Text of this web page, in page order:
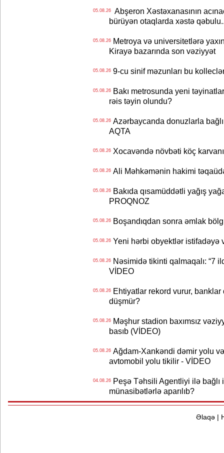
05.08.26Abşeron Xəstəxanasının
bürüyən otaqlarda xəstə
05.08.26Metroya və universitetlərə
Kirayə bazarında son vəziyyət
05.08.269-cu sinif məzunları bu
05.08.26Bakı metrosunda yeni
rəis təyin olundu?
05.08.26Azərbaycanda donuzlarla
AQTA
05.08.26Xocavəndə növbəti köç
05.08.26Ali Məhkəmənin hakimi
05.08.26Bakıda qısamüddətli yağış
PROQNOZ
05.08.26Boşandıqdan sonra əmlak
05.08.26Yeni hərbi obyektlər istifadəyə
05.08.26Nəsimidə tikinti qalmaqalı: “7
VİDEO
05.08.26Ehtiyatlar rekord vurur, banklar
düşmür?
05.08.26Məşhur stadion baxımsız
basıb (VİDEO)
05.08.26Ağdam-Xankəndi dəmir yolu
avtomobil yolu tikilir - VİDEO
04.08.26Peşə Təhsili Agentliyi ilə bağlı
münasibətlərlə aparılıb?
Əlaqə|